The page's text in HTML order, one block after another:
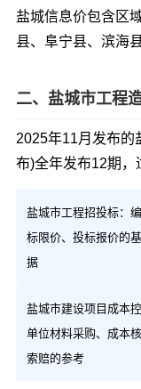
盐城信息价包含区
县、阜宁县、滨海
二、盐城市工程
2025年11月发布的
布)全年发布12期，
盐城市工程招投标：
标限价、投标报价的
据
盐城市建设项目成本
单位材料采购、成本
索赔的参考